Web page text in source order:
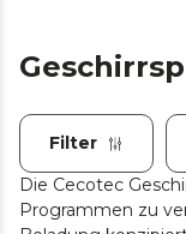
Filter
Die Cecotec
Programmen zu